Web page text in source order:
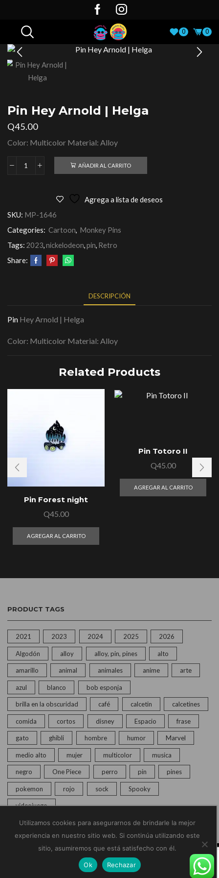
0 0
Pin Hey Arnold | Helga
Q45.00
Color: Multicolor Material: Alloy
AÑADIR AL CARRITO
Agrega a lista de deseos
SKU: MP-1646
Categories: Cartoon Monkey Pins
Tags: 2023 nickelodeon pin Retro
Share:
DESCRIPCIÓN
Pin Hey Arnold | Helga
Color: Multicolor Material: Alloy
Related Products
Pin Forest night
Q45.00
AGREGAR AL CARRITO
Pin Totoro II
Q45.00
AGREGAR AL CARRITO
PRODUCT TAGS
2021 2023 2024 2025 2026
Algodón alloy alloy, pin, pines alto
amarillo animal animales anime arte
azul blanco bob esponja
brilla en la obscuridad café calcetin calcetines
comida cortos disney Espacio frase
gato ghibli hombre humor Marvel
medio alto mujer multicolor musica
negro One Piece perro pin pines
pokemon rojo sock Spooky
videojuego
© Copyright 2020 – 2025 | Monkey Socks | Todos los
derechos reservados | Políticas de Privacidad
Calcetines Pines Chat en vivo
Utilizamos cookies para asegurarnos de brindarle la mejor
experiencia en nuestro sitio web. Si continúa utilizando este
sitio, asumiremos que está satisfecho con él.
Ok Rechazar